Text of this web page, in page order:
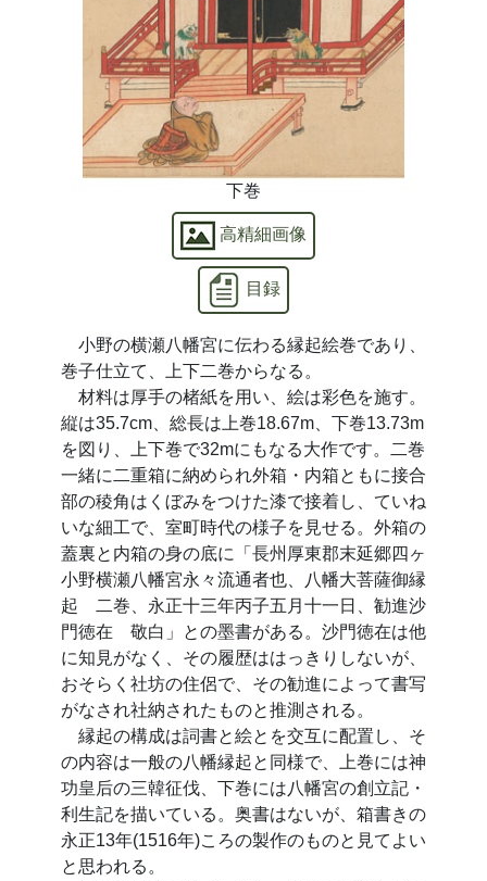
下巻
高精細画像
目録
小野の横瀬八幡宮に伝わる縁起絵巻であり、
巻子仕立て、上下二巻からなる。
材料は厚手の楮紙を用い、絵は彩色を施す。
縦は35.7cm、総長は上巻18.67m、下巻13.73m
を図り、上下巻で32mにもなる大作です。二巻
一緒に二重箱に納められ外箱・内箱ともに接合
部の稜角はくぼみをつけた漆で接着し、ていね
いな細工で、室町時代の様子を見せる。外箱の
蓋裏と内箱の身の底に「長州厚東郡末延郷四ヶ
小野横瀬八幡宮永々流通者也、八幡大菩薩御縁
起 二巻、永正十三年丙子五月十一日、勧進沙
門徳在 敬白」との墨書がある。沙門徳在は他
に知見がなく、その履歴ははっきりしないが、
おそらく社坊の住侶で、その勧進によって書写
がなされ社納されたものと推測される。
縁起の構成は詞書と絵とを交互に配置し、そ
の内容は一般の八幡縁起と同様で、上巻には神
功皇后の三韓征伐、下巻には八幡宮の創立記・
利生記を描いている。奥書はないが、箱書きの
永正13年(1516年)ころの製作のものと見てよい
と思われる。